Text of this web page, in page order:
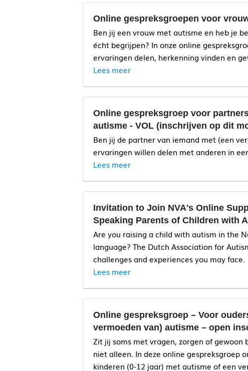
Aanmelden of informatie:vanwege de
het op dit moment niet mogelijk om je op
Deelname:
lidmaatschap bij de NVA
Deelname:
lidmaatschap bij de NVA
A sense of understanding and
A non-judgmental space to talk about
Practical tips for navigating life as an
A place where you can simply be
Online gespreksgroepen voor
Ben jij een vrouw met autisme en heb je
écht begrijpen? In onze online
ervaringen delen, herkenning vinden en
Lees meer
Online gespreksgroep voor
autisme - VOL (inschrijven op dit
Ben jij de partner van iemand met (een
ervaringen willen delen met anderen in
Lees meer
Invitation to Join NVA's Online
Speaking Parents of Children with
Are you raising a child with autism in the
language? The Dutch Association for
challenges and experiences you may face.
Lees meer
Online gespreksgroep – Voor
vermoeden van) autisme – open
Zit jij soms met vragen, zorgen of
niet alleen. In deze online gespreksgroep
kinderen (0-12 jaar) met autisme of een